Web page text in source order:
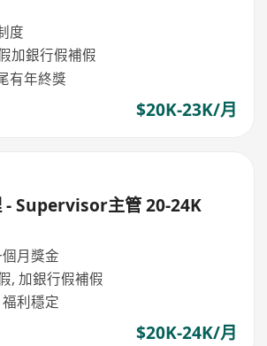
度
加銀行假補假
有年終獎
$20K-23K/月
- Supervisor主管 20-24K
月獎金
, 加銀行假補假
利穩定
$20K-24K/月